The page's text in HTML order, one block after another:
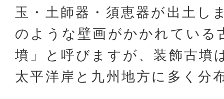
玉・土師器・須恵器が出土し
のような壁画がかかれている
墳」と呼びますが、装飾古墳
太平洋岸と九州地方に多く分